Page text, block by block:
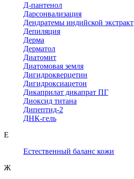
Д-пантенол
Дарсонвализация
Дендратемы индийской экстракт
Депиляция
Дерма
Дерматол
Диатомит
Диатомовая земля
Дигидрокверцетин
Дигидроксиацетон
Дикаприлат дикапрат ПГ
Диоксид титана
Дипептид-2
ДНК-гель
Е
Естественный баланс кожи
Ж